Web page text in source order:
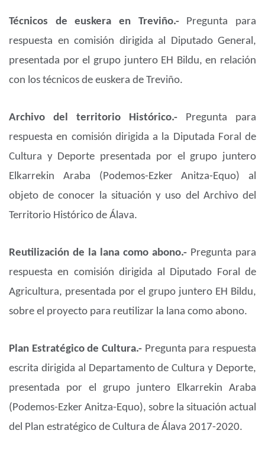
Técnicos de euskera en Treviño.- Pregunta para
respuesta en comisión dirigida al Diputado General,
presentada por el grupo juntero EH Bildu, en relación
con los técnicos de euskera de Treviño.
Archivo del territorio Histórico.- Pregunta para
respuesta en comisión dirigida a la Diputada Foral de
Cultura y Deporte presentada por el grupo juntero
Elkarrekin Araba (Podemos-Ezker Anitza-Equo) al
objeto de conocer la situación y uso del Archivo del
Territorio Histórico de Álava.
Reutilización de la lana como abono.- Pregunta para
respuesta en comisión dirigida al Diputado Foral de
Agricultura, presentada por el grupo juntero EH Bildu,
sobre el proyecto para reutilizar la lana como abono.
Plan Estratégico de Cultura.- Pregunta para respuesta
escrita dirigida al Departamento de Cultura y Deporte,
presentada por el grupo juntero Elkarrekin Araba
(Podemos-Ezker Anitza-Equo), sobre la situación actual
del Plan estratégico de Cultura de Álava 2017-2020.